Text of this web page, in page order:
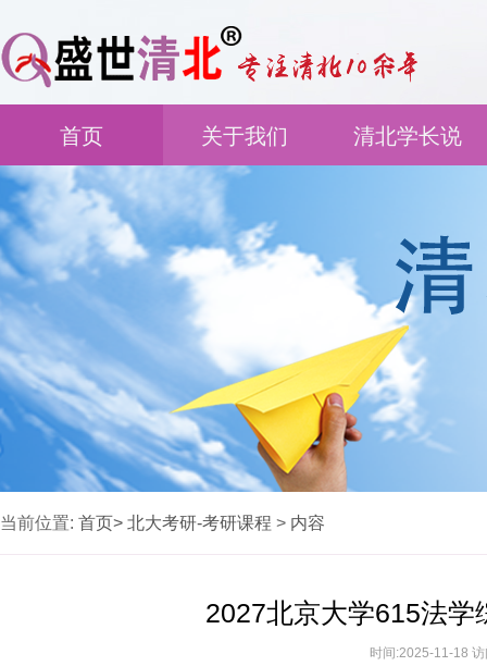
首页 关于我们 清北学长说
当前位置: 首页> 北大考研-考研课程 > 内容
2027北京大学615法学
时间:2025-11-18